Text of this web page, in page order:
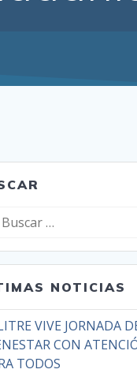
NOTICIAS
VIVE JORNADA
CON
TODOS